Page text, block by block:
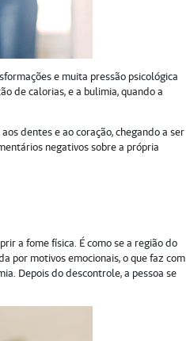
e muita pressão psicológica
de calorias, e a bulimia, quando a
dentes e ao coração, chegando a ser
negativos sobre a própria
a fome física. É como se a região do
por motivos emocionais, o que faz com
Depois do descontrole, a pessoa se